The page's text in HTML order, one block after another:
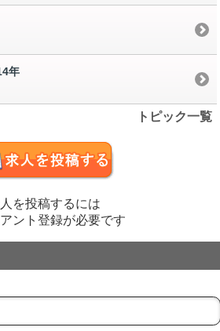
年
トピック一覧
を投稿するには
ント登録が必要です